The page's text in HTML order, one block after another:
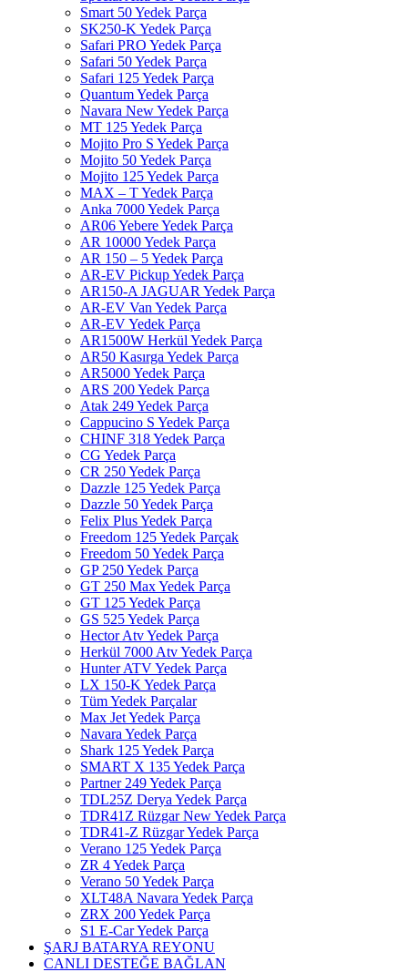
Smart 50 Yedek Parça
SK250-K Yedek Parça
Safari PRO Yedek Parça
Safari 50 Yedek Parça
Safari 125 Yedek Parça
Quantum Yedek Parça
Navara New Yedek Parça
MT 125 Yedek Parça
Mojito Pro S Yedek Parça
Mojito 50 Yedek Parça
Mojito 125 Yedek Parça
MAX – T Yedek Parça
Anka 7000 Yedek Parça
AR06 Yebere Yedek Parça
AR 10000 Yedek Parça
AR 150 – 5 Yedek Parça
AR-EV Pickup Yedek Parça
AR150-A JAGUAR Yedek Parça
AR-EV Van Yedek Parça
AR-EV Yedek Parça
AR1500W Herkül Yedek Parça
AR50 Kasırga Yedek Parça
AR5000 Yedek Parça
ARS 200 Yedek Parça
Atak 249 Yedek Parça
Cappucino S Yedek Parça
CHINF 318 Yedek Parça
CG Yedek Parça
CR 250 Yedek Parça
Dazzle 125 Yedek Parça
Dazzle 50 Yedek Parça
Felix Plus Yedek Parça
Freedom 125 Yedek Parçak
Freedom 50 Yedek Parça
GP 250 Yedek Parça
GT 250 Max Yedek Parça
GT 125 Yedek Parça
GS 525 Yedek Parça
Hector Atv Yedek Parça
Herkül 7000 Atv Yedek Parça
Hunter ATV Yedek Parça
LX 150-K Yedek Parça
Tüm Yedek Parçalar
Max Jet Yedek Parça
Navara Yedek Parça
Shark 125 Yedek Parça
SMART X 135 Yedek Parça
Partner 249 Yedek Parça
TDL25Z Derya Yedek Parça
TDR41Z Rüzgar New Yedek Parça
TDR41-Z Rüzgar Yedek Parça
Verano 125 Yedek Parça
ZR 4 Yedek Parça
Verano 50 Yedek Parça
XLT48A Navara Yedek Parça
ZRX 200 Yedek Parça
S1 E-Car Yedek Parça
ŞARJ BATARYA REYONU
CANLI DESTEĞE BAĞLAN